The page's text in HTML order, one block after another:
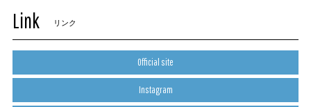
Link リンク
Official site
Instagram